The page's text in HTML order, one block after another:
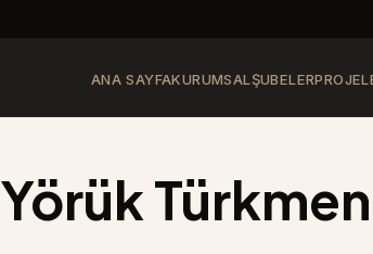
ANA SAYFAKURUMSALŞUBELER
Yörük